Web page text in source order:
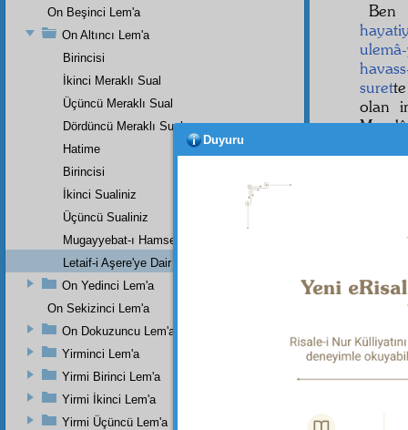
Ben
suret
olan
Her
Dipnot-3
On Beşinci Lem'a
On Altıncı Lem'a
Birincisi
İkinci Meraklı Sual
Üçüncü Meraklı Sual
Dördüncü Meraklı Sual
Hatime
Birincisi
İkinci Sualiniz
Üçüncü Sualiniz
Mugayyebat-ı Hamse'ye Dair Bir Sual
Letaif-i Aşere'ye Dair Bir Sual
On Yedinci Lem'a
On Sekizinci Lem'a
On Dokuzuncu Lem'a
Yirminci Lem'a
Yirmi Birinci Lem'a
Yirmi İkinci Lem'a
Yirmi Üçüncü Lem'a
Duyuru